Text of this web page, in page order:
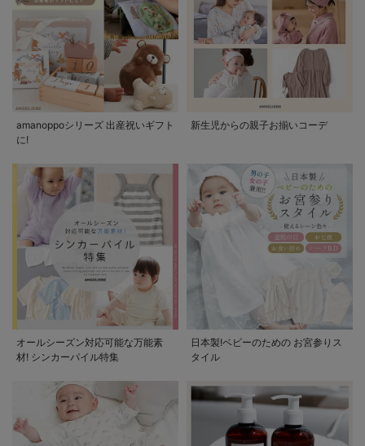
amanoppoシリーズ 出産祝いギフト
に!
新生児からの親子お揃いコーデ
オールシーズン対応可能な万能素
材! シンカーパイル特集
日本製!ベビーのための お宮参りス
タイル